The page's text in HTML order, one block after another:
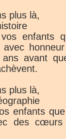
plus là,
enfants
ans avant
plus là,
enfants
des